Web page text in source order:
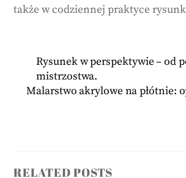
także w codziennej praktyce
Rysunek w perspektywie – od
mistrzostwa.
Malarstwo akrylowe na płótnie:
RELATED POSTS